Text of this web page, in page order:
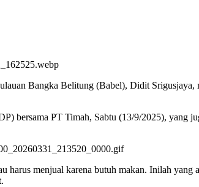
Bangka Belitung (Babel), Didit Srigusjaya,
bersama PT Timah, Sabtu (13/9/2025),
harus menjual karena butuh makan. Inilah